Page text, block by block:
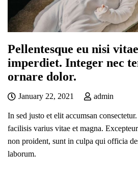
Pellentesque eu nisi
imperdiet. Integer nec
ornare dolor.
January 22, 2021 admin
In sed justo et elit accumsan
facilisis varius vitae et magna.
non proident, sunt in culpa qui officia
laborum.